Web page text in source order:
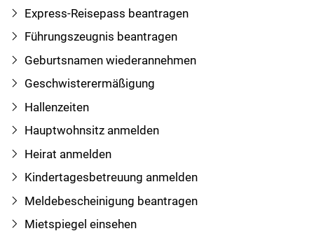
Express-Reisepass beantragen
Führungszeugnis beantragen
Geburtsnamen wiederannehmen
Geschwisterermäßigung
Hallenzeiten
Hauptwohnsitz anmelden
Heirat anmelden
Kindertagesbetreuung anmelden
Meldebescheinigung beantragen
Mietspiegel einsehen